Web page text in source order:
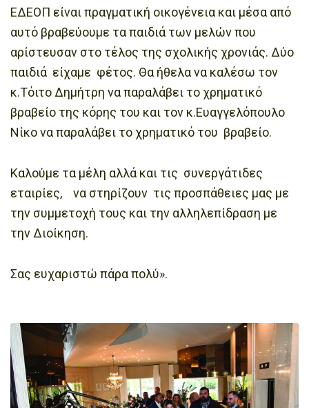
ΕΔΕΟΠ είναι πραγματική οικογένεια και μέσα από
αυτό βραβεύουμε τα παιδιά των μελών που
αρίστευσαν στο τέλος της σχολικής χρονιάς. Δύο
παιδιά είχαμε φέτος. Θα ήθελα να καλέσω τον
κ.Τόιτο Δημήτρη να παραλάβει το χρηματικό
βραβείο της κόρης του και τον κ.Ευαγγελόπουλο
Νίκο να παραλάβει το χρηματικό του βραβείο.
Καλούμε τα μέλη αλλά και τις συνεργάτιδες
εταιρίες, να στηρίζουν τις προσπάθειες μας με
την συμμετοχή τους και την αλληλεπίδραση με
την Διοίκηση.
Σας ευχαριστώ πάρα πολύ».